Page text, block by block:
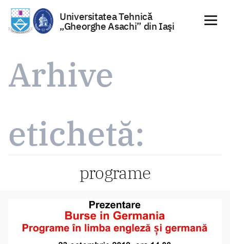
conținut
Universitatea Tehnică
„Gheorghe Asachi” din Iaşi
Arhive
etichetă:
programe